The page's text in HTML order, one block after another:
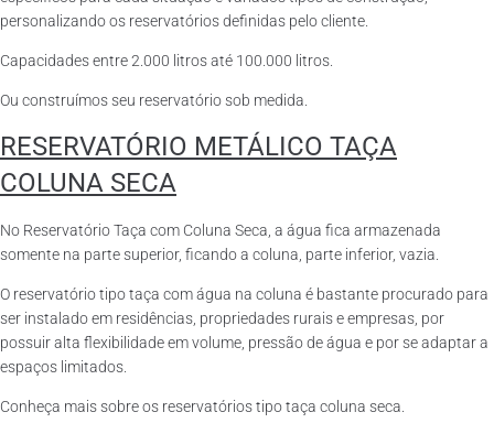
personalizando os reservatórios definidas pelo cliente.
Capacidades entre 2.000 litros até 100.000 litros.
Ou construímos seu reservatório sob medida.
RESERVATÓRIO METÁLICO TAÇA
COLUNA SECA
No Reservatório Taça com Coluna Seca, a água fica armazenada
somente na parte superior, ficando a coluna, parte inferior, vazia.
O reservatório tipo taça com água na coluna é bastante procurado para
ser instalado em residências, propriedades rurais e empresas, por
possuir alta flexibilidade em volume, pressão de água e por se adaptar a
espaços limitados.
Conheça mais sobre os reservatórios tipo taça coluna seca.